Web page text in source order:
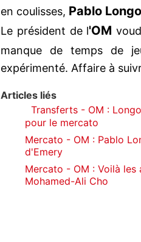
en coulisses, Pablo
Le président de l'OM
manque de temps de
expérimenté. Affaire à
Articles liés
Transferts - OM :
pour le mercato
Mercato - OM : Pablo
d'Emery
Mercato - OM : Voilà
Mohamed-Ali Cho